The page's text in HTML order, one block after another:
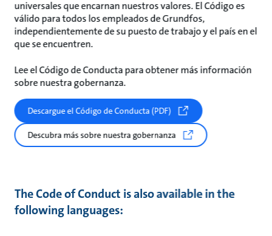
universales que encarnan nuestros valores. El Código es
válido para todos los empleados de Grundfos,
independientemente de su puesto de trabajo y el país en el
que se encuentren.
Lee el Código de Conducta para obtener más información
sobre nuestra gobernanza.
Descargue el Código de Conducta (PDF)
Descubra más sobre nuestra gobernanza
The Code of Conduct is also available in the
following languages: